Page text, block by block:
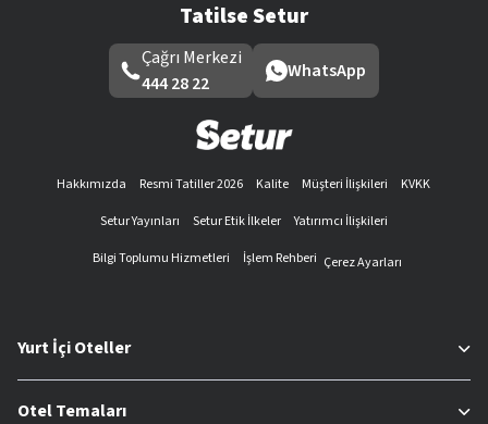
Tatilse Setur
Çağrı Merkezi
444 28 22
WhatsApp
Hakkımızda Resmi Tatiller 2026 Kalite Müşteri İlişkileri
KVKK
Setur Yayınları
Setur Etik İlkeler
Yatırımcı İlişkileri
Bilgi Toplumu Hizmetleri
İşlem Rehberi Çerez Ayarları
Yurt İçi Oteller
Otel Temaları